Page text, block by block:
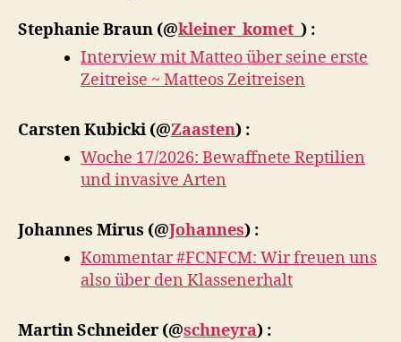
Stephanie Braun (@kleiner_komet_ ) :
Interview mit Matteo über seine erste
Zeitreise ~ Matteos Zeitreisen
Carsten Kubicki (@Zaasten) :
Woche 17/2026: Bewaffnete Reptilien
und invasive Arten
Johannes Mirus (@Johannes) :
Kommentar #FCNFCM: Wir freuen uns
also über den Klassenerhalt
Martin Schneider (@schneyra) :